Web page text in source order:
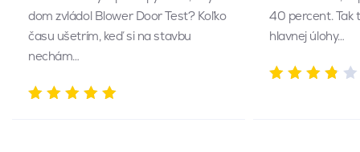
dom zvládol Blower Door Test? Koľko
času ušetrím, keď si na stavbu
nechám…
40 percent. Tak
hlavnej úlohy…